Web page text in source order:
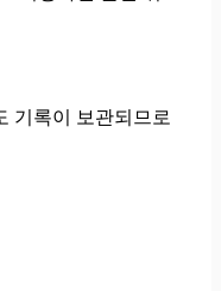
기록이 보관되므로